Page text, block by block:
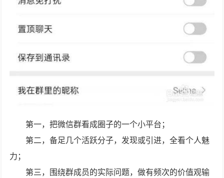
第一，把微信群看成圈子的一个小平台；
第二，备足几个活跃分子，发现或引进，全看个人魅
力；
第三，围绕群成员的实际问题，做有频次的价值观输